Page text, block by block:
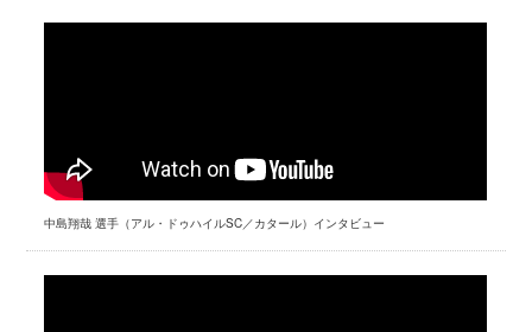
中島翔哉 選手（アル・ドゥハイルSC／カタール）インタビュー